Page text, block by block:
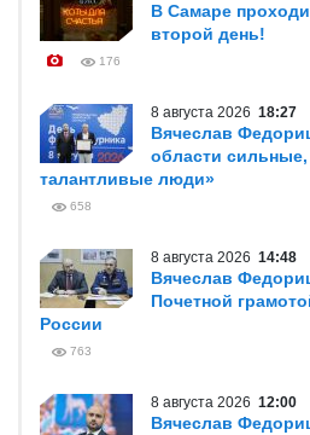
В Самаре
второй день!
176
8 августа 2026 18:27
Вячеслав
области
талантливые люди»
658
8 августа 2026 14:48
Вячеслав
Почетной
России
763
8 августа 2026 12:00
Вячеслав